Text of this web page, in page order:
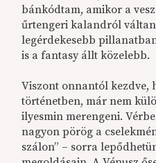
bánkódtam, amikor a
űrtengeri kalandról
legérdekesebb
is a fantasy állt közelebb.
Viszont onnantól kezdve,
történetben, már nem
ilyesmin merengeni.
nagyon pörög a
szálon” – sorra